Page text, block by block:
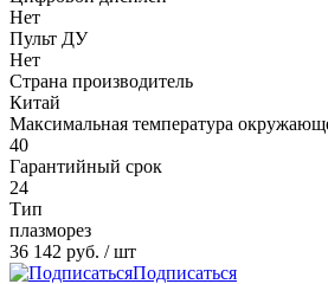
Нет
Пульт ДУ
Нет
Страна производитель
Китай
Максимальная температура
40
Гарантийный срок
24
Тип
плазморез
36 142 руб. / шт
Подписаться